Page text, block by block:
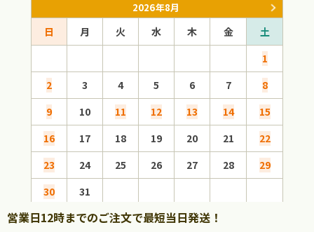
2026年8月
日 月 火 水 木 金
土
1
2
3 4 5 6 7
8
9
10 11 12 13 14
15
16
17 18 19 20 21
22
23
24 25 26 27 28
29
30
31
営業日12時までのご注文で最短当日発送！